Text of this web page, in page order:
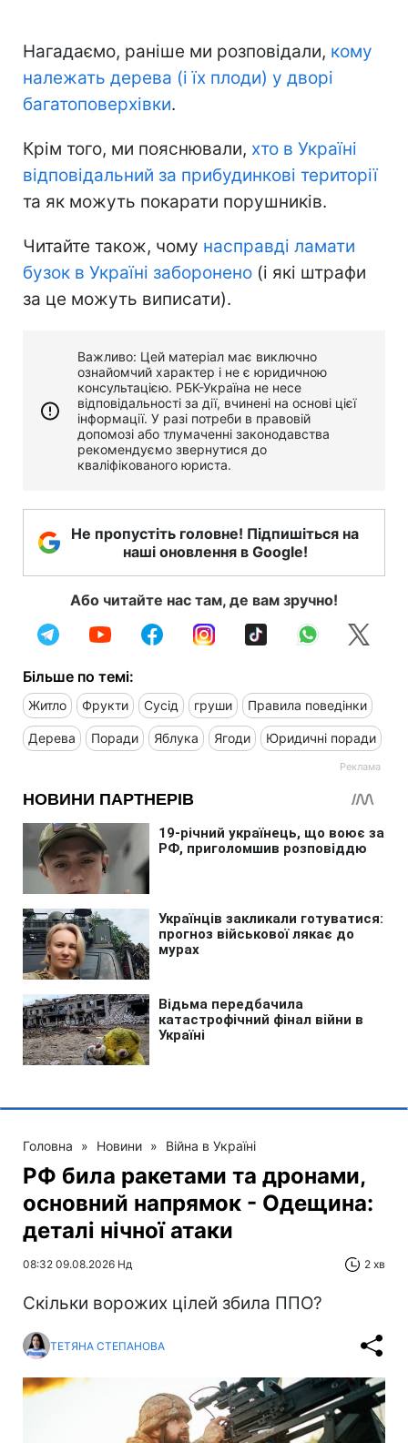
Нагадаємо, раніше ми розповідали, кому
належать дерева (і їх плоди) у дворі
багатоповерхівки.
Крім того, ми пояснювали, хто в Україні
відповідальний за прибудинкові території
та як можуть покарати порушників.
Читайте також, чому насправді ламати
бузок в Україні заборонено (і які штрафи
за це можуть виписати).
Важливо: Цей матеріал має виключно
ознайомчий характер і не є юридичною
консультацією. РБК-Україна не несе
відповідальності за дії, вчинені на основі цієї
інформації. У разі потреби в правовій
допомозі або тлумаченні законодавства
рекомендуємо звернутися до
кваліфікованого юриста.
Не пропустіть головне! Підпишіться на
наші оновлення в Google!
Або читайте нас там, де вам зручно!
Більше по темі:
Житло Фрукти Сусід груши Правила поведінки
Дерева Поради Яблука Ягоди Юридичні поради
Головна » Новини » Війна в Україні
РФ била ракетами та дронами,
основний напрямок - Одещина:
деталі нічної атаки
08:32 09.08.2026 Нд 2 хв
Скільки ворожих цілей збила ППО?
ТЕТЯНА СТЕПАНОВА